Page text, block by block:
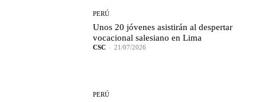
PERÚ
Unos 20 jóvenes asistirán al despertar
vocacional salesiano en Lima
CSC - 21/07/2026
PERÚ